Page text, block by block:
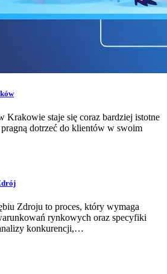
Krakowie staje się coraz bardziej istotne
dotrzeć do klientów w swoim
Zdroju to proces, który wymaga
rynkowych oraz specyfiki
konkurencji,…